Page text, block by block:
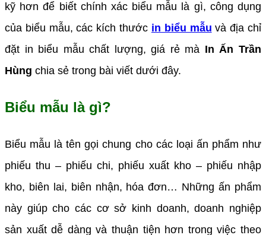
kỹ hơn để biết chính xác biểu mẫu là gì, công dụng
của biểu mẫu, các kích thước in biểu mẫu và địa chỉ
đặt in biểu mẫu chất lượng, giá rẻ mà In Ấn Trần
Hùng chia sẻ trong bài viết dưới đây.
Biểu mẫu là gì?
Biểu mẫu là tên gọi chung cho các loại ấn phẩm như
phiếu thu – phiếu chi, phiếu xuất kho – phiếu nhập
kho, biên lai, biên nhận, hóa đơn… Những ấn phẩm
này giúp cho các cơ sở kinh doanh, doanh nghiệp
sản xuất dễ dàng và thuận tiện hơn trong việc theo